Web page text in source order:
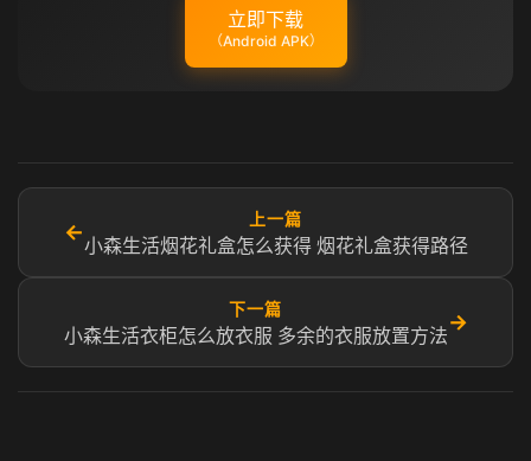
立即下载
（Android APK）
←
上一篇
小森生活烟花礼盒怎么获得 烟花礼盒获得路径
下一篇
小森生活衣柜怎么放衣服 多余的衣服放置方法
→